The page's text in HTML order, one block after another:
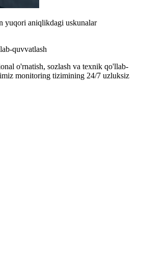
yuqori aniqlikdagi uskunalar
quvvatlash
o'rnatish, sozlash va texnik qo'llab-
monitoring tizimining 24/7 uzluksiz